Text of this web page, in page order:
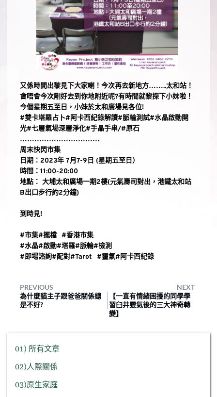
又係時間出黎見下大家喇！今次再去新地方……..太和站！
會唔會今次剛好去到你地附近呢?有時間就黎探下小妹啦！
今個星期五至日，小妹於太和廣場見各位!
#雙卡塔羅占卜#阿卡西紀錄解讀#脈輪測試#水晶啟動開
光#七層氣場深層淨化#手晶手串/#原石
……………………………⠀⠀⠀⠀⠀
周末快閃市集
日期：2023年 7月7-9日 (星期五至日）
時間：11:00-20:00
地點： 大埔太和廣場一期2樓(元氣壽司對出，港鐵太和站
B出口步行約2分鐘)
到時見! ⠀⠀⠀⠀⠀⠀⠀
#市集#擺檔 #香港市集⠀⠀⠀⠀⠀
#水晶#啟動#塔羅#脈輪#檢測
#即場諮詢#配對#Tarot
#靈氣#阿卡西紀錄
PREVIOUS
NEXT
為什麼貓主子跟爸爸關係總
是不好?
【一直有情緒困擾的同學學
習臼井靈氣後的三大神奇轉
變】
01) 所有文章
02)人際關係
03)原生家庭